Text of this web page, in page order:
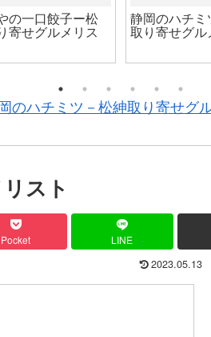
の一口餃子ー松
寄せグルメリス
静岡のハチミ
取り寄せグル
のハチミツ－松紳取り寄せグ
スト
Pocket LINE
2023.05.13